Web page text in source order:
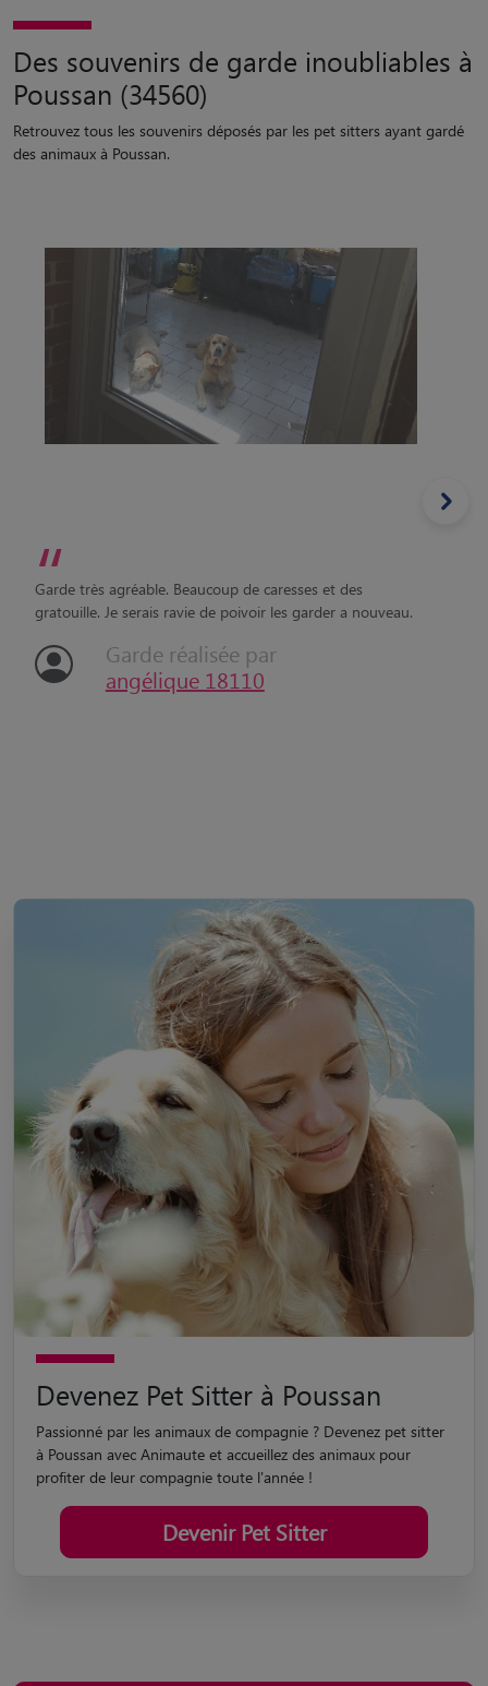
Des souvenirs de garde inoubliables à
Poussan (34560)
Retrouvez tous les souvenirs déposés par les pet sitters ayant gardé
des animaux à Poussan.
“
Garde très agréable. Beaucoup de caresses et des
gratouille. Je serais ravie de poivoir les garder a nouveau.
Garde réalisée par
angélique 18110
Devenez Pet Sitter à Poussan
Passionné par les animaux de compagnie ? Devenez pet sitter
à Poussan avec Animaute et accueillez des animaux pour
profiter de leur compagnie toute l'année !
Devenir Pet Sitter